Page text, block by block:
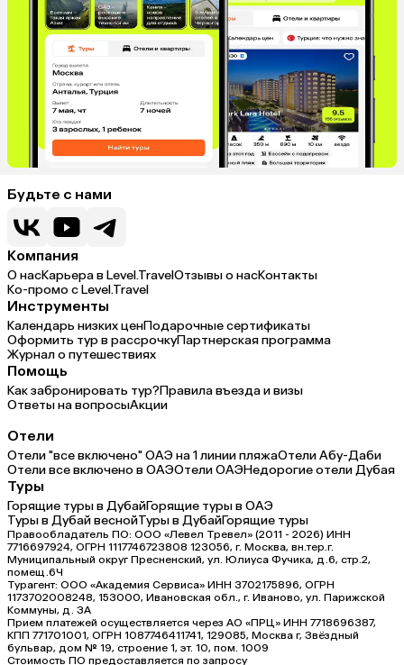
Будьте с нами
Компания
О насКарьера в Level.TravelОтзывы о насКонтакты
Ко-промо с Level.Travel
Инструменты
Календарь низких ценПодарочные сертификаты
Оформить тур в рассрочкуПартнерская программа
Журнал о путешествиях
Помощь
Как забронировать тур?Правила въезда и визы
Ответы на вопросыАкции
Отели
Отели "все включено" ОАЭ на 1 линии пляжаОтели Абу-Даби
Отели все включено в ОАЭОтели ОАЭНедорогие отели Дубая
Туры
Горящие туры в ДубайГорящие туры в ОАЭ
Туры в Дубай веснойТуры в ДубайГорящие туры
Правообладатель ПО: ООО «Левел Тревел» (2011 - 2026) ИНН
7716697924, ОГРН 1117746723808 123056, г. Москва, вн.тер.г.
Муниципальный округ Пресненский, ул. Юлиуса Фучика, д.6, стр.2,
помещ.6Ч
Турагент: ООО «Академия Сервиса» ИНН 3702175896, ОГРН
1173702008248, 153000, Ивановская обл., г. Иваново, ул. Парижской
Коммуны, д. ЗА
Прием платежей осуществляется через АО «ПРЦ» ИНН 7718696387,
КПП 771701001, ОГРН 1087746411741, 129085, Москва г, Звёздный
бульвар, дом № 19, строение 1, эт. 10, пом. 1009
Стоимость ПО предоставляется по запросу